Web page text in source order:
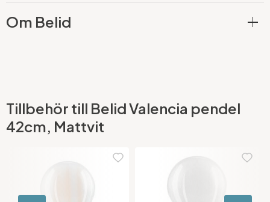
Om Belid
Tillbehör till Belid Valencia pendel
42cm, Mattvit